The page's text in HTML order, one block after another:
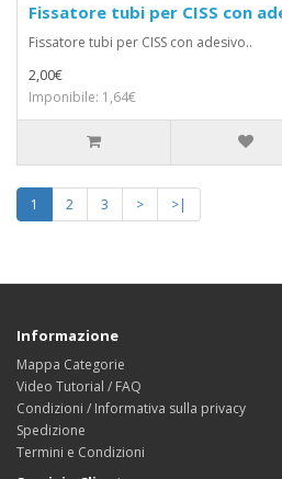
Fissatore tubi per CISS con
Fissatore tubi per CISS con adesivo..
2,00€
Imponibile: 1,64€
1 2 3 >
>|
Informazione
Mappa Categorie
Video Tutorial / FAQ
Condizioni / Informativa sulla privacy
Spedizione
Termini e Condizioni